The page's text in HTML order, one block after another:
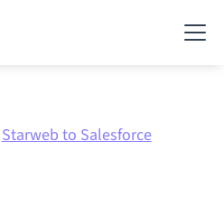
Starweb to Salesforce